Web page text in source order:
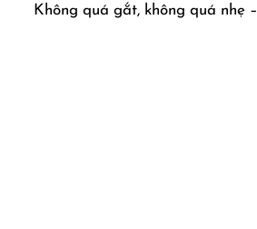
Không quá gắt, không quá nhẹ –